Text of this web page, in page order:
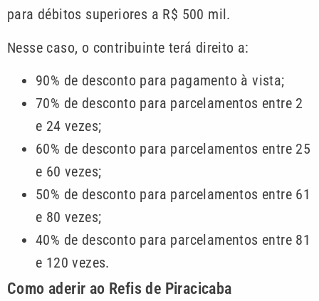
para débitos superiores a R$ 500 mil.
Nesse caso, o contribuinte terá direito a:
90% de desconto para pagamento à vista;
70% de desconto para parcelamentos entre 2
e 24 vezes;
60% de desconto para parcelamentos entre 25
e 60 vezes;
50% de desconto para parcelamentos entre 61
e 80 vezes;
40% de desconto para parcelamentos entre 81
e 120 vezes.
Como aderir ao Refis de Piracicaba